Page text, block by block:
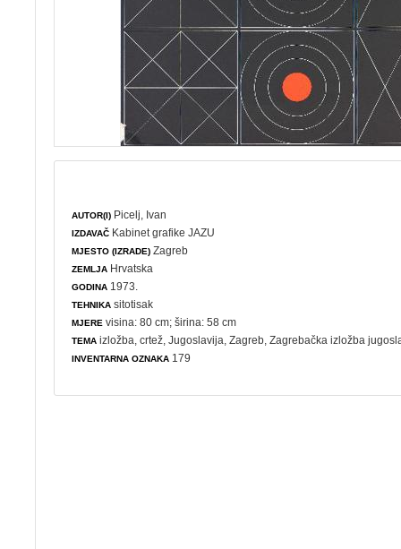
AUTOR(I) Picelj, Ivan
IZDAVAČ Kabinet grafike JAZU
MJESTO (IZRADE) Zagreb
ZEMLJA Hrvatska
GODINA 1973.
TEHNIKA sitotisak
MJERE visina: 80 cm; širina: 58 cm
TEMA izložba ,crtež , Jugoslavija, Zagreb,Zagrebačka izložba
INVENTARNA OZNAKA 179